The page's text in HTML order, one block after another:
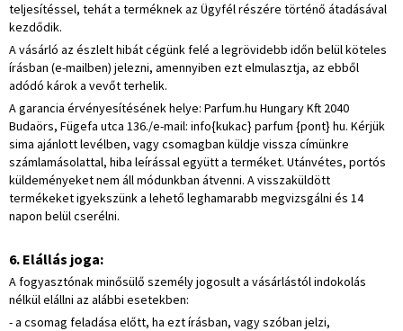
teljesítéssel, tehát a terméknek az Ügyfél részére történő átadásával
kezdődik.
A vásárló az észlelt hibát cégünk felé a legrövidebb időn belül köteles
írásban (e-mailben) jelezni, amennyiben ezt elmulasztja, az ebből
adódó károk a vevőt terhelik.
A garancia érvényesítésének helye: Parfum.hu Hungary Kft 2040
Budaörs, Fügefa utca 136./e-mail: info{kukac} parfum {pont} hu. Kérjük
sima ajánlott levélben, vagy csomagban küldje vissza címünkre
számlamásolattal, hiba leírással együtt a terméket. Utánvétes, portós
küldeményeket nem áll módunkban átvenni. A visszaküldött
termékeket igyekszünk a lehető leghamarabb megvizsgálni és 14
napon belül cserélni.
6. Elállás joga:
A fogyasztónak minősülő személy jogosult a vásárlástól indokolás
nélkül elállni az alábbi esetekben:
- a csomag feladása előtt, ha ezt írásban, vagy szóban jelzi,